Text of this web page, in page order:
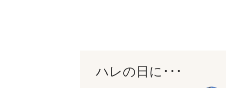
ハレの日に･･･